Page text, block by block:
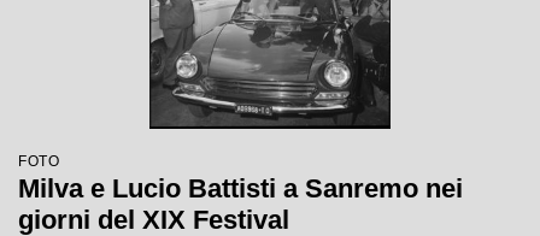
FOTO
Milva e Lucio Battisti a Sanremo nei
giorni del XIX Festival